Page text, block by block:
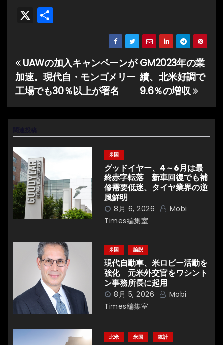
X
投
稿
ナ
ゲ
ー
シ
ョ
GM2023年の業
績、北米好調で
9.6％の増収
UAWの加入キャンペーンが
加速。現代自・モンゴメリー
工場でも30％以上が署名
米国
グッドイヤー、4～6月は最
終赤字転落 新車回復でも補
修需要低迷、タイヤ業界の逆
風鮮明
8月 6, 2026
Mobi
Times編集室
米国 論説
現代自動車、米ロビー活動を
強化 元米外交官をワシント
ン事務所長に起用
8月 5, 2026
Mobi
Times編集室
北米 米国 統計